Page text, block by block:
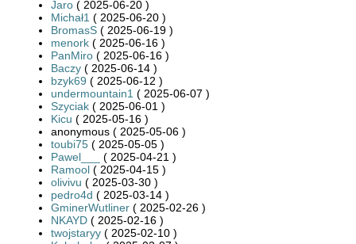
Jaro ( 2025-06-20 )
Michał1 ( 2025-06-20 )
BromasS ( 2025-06-19 )
menork ( 2025-06-16 )
PanMiro ( 2025-06-16 )
Baczy ( 2025-06-14 )
bzyk69 ( 2025-06-12 )
undermountain1 ( 2025-06-07 )
Szyciak ( 2025-06-01 )
Kicu ( 2025-05-16 )
anonymous ( 2025-05-06 )
toubi75 ( 2025-05-05 )
Pawel___
( 2025-04-21 )
Ramool ( 2025-04-15 )
olivivu ( 2025-03-30 )
pedro4d ( 2025-03-14 )
GminerWutliner ( 2025-02-26 )
NKAYD ( 2025-02-16 )
twojstaryy ( 2025-02-10 )